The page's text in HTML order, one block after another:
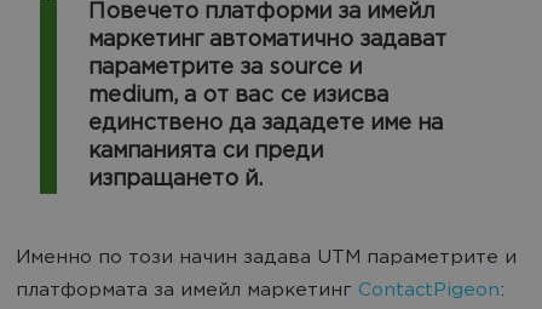
Повечето платформи за имейл
маркетинг автоматично задават
параметрите за source и
medium, а от вас се изисва
единствено да зададете име на
кампанията си преди
изпращането й.
Именно по този начин задава UTM параметрите и
платформата за имейл маркетинг ContactPigeon: